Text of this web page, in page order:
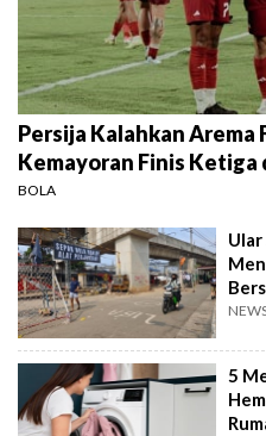
Persija Kalahkan Arema
Kemayoran Finis Ketiga
BOLA
5